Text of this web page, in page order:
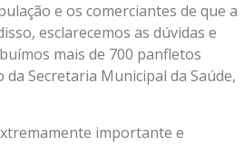
e os comerciantes de que a
esclarecemos as dúvidas e
mais de 700 panfletos
Secretaria Municipal da Saúde,
importante e